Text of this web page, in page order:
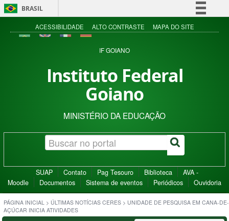
BRASIL
Simplifique!
Acesso à informação
ACESSIBILIDADE ALTO CONTRASTE MAPA DO SITE
IF GOIANO
Instituto Federal
Goiano
MINISTÉRIO DA EDUCAÇÃO
SUAP Contato Pag Tesouro Biblioteca
AVA -
Moodle
Documentos Sistema de eventos Periódicos Ouvidoria
PÁGINA INICIAL > ÚLTIMAS NOTÍCIAS CERES > UNIDADE DE PESQUISA EM CANA-DE-
AÇÚCAR INICIA ATIVIDADES